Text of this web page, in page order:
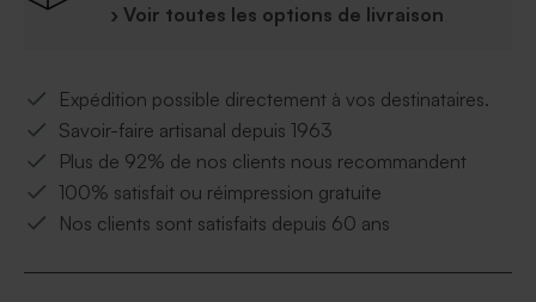
› Voir toutes les options de livraison
Expédition possible directement à vos destinataires.
Savoir-faire artisanal depuis 1963
Plus de 92% de nos clients nous recommandent
100% satisfait ou réimpression gratuite
Nos clients sont satisfaits depuis 60 ans